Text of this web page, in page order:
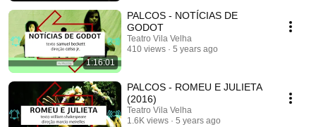
1:16:01
PALCOS - NOTÍCIAS DE
GODOT
Teatro Vila Velha
410 views
5 years ago
PALCOS - ROMEU E JULIETA
(2016)
Teatro Vila Velha
1.6K views
5 years ago